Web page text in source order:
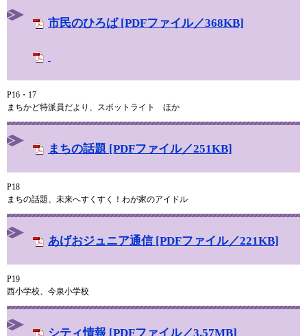
市民のひろば [PDFファイル／368KB]
P16・17
まちかど特派員だより、スポットライト ほか
まちの話題 [PDFファイル／251KB]
P18
まちの話題、未来へすくすく！わが家のアイドル
あげおジュニア通信 [PDFファイル／221KB]
P19
西小学校、今泉小学校
シティ情報 [PDFファイル／3.57MB]